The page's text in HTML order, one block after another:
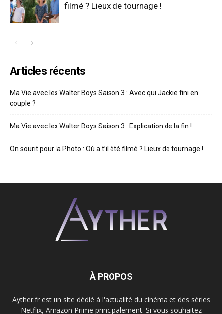
filmé ? Lieux de tournage !
Articles récents
Ma Vie avec les Walter Boys Saison 3 : Avec qui Jackie fini en
couple ?
Ma Vie avec les Walter Boys Saison 3 : Explication de la fin !
On sourit pour la Photo : Où a t’il été filmé ? Lieux de tournage !
À PROPOS
Ayther.fr est un site dédié à l'actualité du cinéma et des séries
Netflix, Amazon Prime principalement. Si vous souhaitez